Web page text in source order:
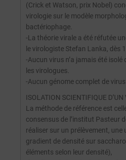
(Crick et Watson, prix Nobel)
virologie sur le modèle
bactériophage.
-La théorie virale a été réfutée
le virologiste Stefan Lanka, dès
-Aucun virus n’a jamais été
les virologues.
-Aucun génome complet de virus
ISOLATION SCIENTIFIQUE D’UN
La méthode de référence est
consensus de l’institut Pasteur
réaliser sur un prélèvement,
gradient de densité sur
éléments selon leur densité),